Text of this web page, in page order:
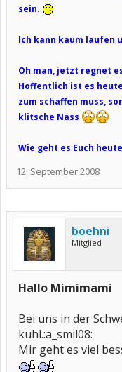
sein.
Ich kann kaum laufen
Oh man, jetzt regnet
Hoffentlich ist es
zum schaffen muss,
klitsche Nass
Wie geht es Euch heute
12. September 2008
boehni
Mitglied
Hallo Mimimami
Bei uns in der
kühl.:a_smil08:
Mir geht es viel